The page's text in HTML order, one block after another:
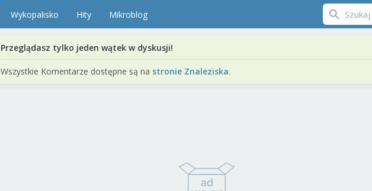
Wykopalisko Hity Mikroblog
Przeglądasz tylko jeden wątek w dyskusji!
Wszystkie Komentarze dostępne są na stronie Znaleziska.